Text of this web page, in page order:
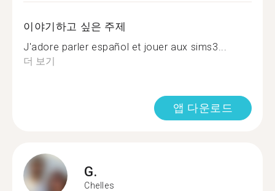
이야기하고 싶은 주제
J'adore parler español et jouer aux sims3...
더 보기
앱 다운로드
G.
Chelles